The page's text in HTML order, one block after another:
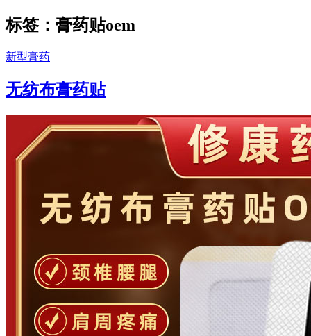
标签：膏药贴oem
新型膏药
无纺布膏药贴